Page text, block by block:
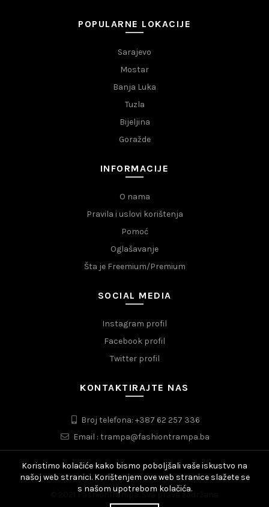
POPULARNE LOKACIJE
Sarajevo
Mostar
Banja Luka
Tuzla
Bijeljina
Goražde
INFORMACIJE
O nama
Pravila i uslovi korištenja
Pomoć
Oglašavanje
Šta je Freemium/Premium
SOCIAL MEDIA
Instagram profil
Facebook profil
Twitter profil
KONTAKTIRAJTE NAS
Broj telefona: +387 62 257 336
Email : trampa@fashiontrampa.ba
© 2021 FashionTrampa. Sva prava zadržana
Koristimo kolačiće kako bismo poboljšali vaše iskustvo na
našoj web stranici. Korištenjem ove web stranice slažete se
s našom upotrebom kolačića.